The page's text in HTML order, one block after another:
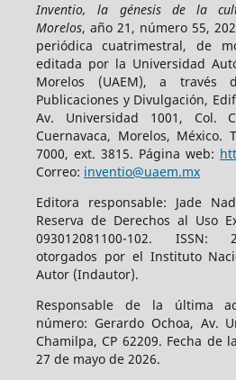
Inventio, la génesis de la
Morelos, año 21, número 55,
periódica cuatrimestral, de
editada por la Universidad
Morelos (UAEM), a través
Publicaciones y Divulgación,
Av. Universidad 1001, Col.
Cuernavaca, Morelos, México.
7000, ext. 3815. Página web:
Correo: inventio@uaem.mx
Editora responsable: Jade
Reserva de Derechos al Uso
093012081100-102. ISSN:
otorgados por el Instituto
Autor (Indautor).
Responsable de la última
número: Gerardo Ochoa, Av.
Chamilpa, CP 62209. Fecha de
27 de mayo de 2026.